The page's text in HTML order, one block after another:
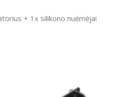
+ 1x silikono nuėmėjai